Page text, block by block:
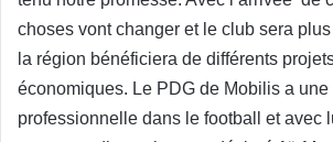
choses vont changer et le club sera
la région bénéficiera de différents
économiques. Le PDG de Mobilis a une
professionnelle dans le football et avec